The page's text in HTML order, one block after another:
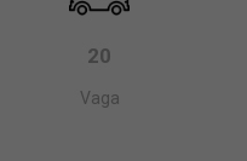
20
Vaga